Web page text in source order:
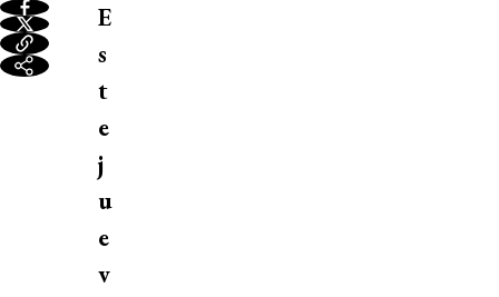
E
s
t
e
j
u
e
v